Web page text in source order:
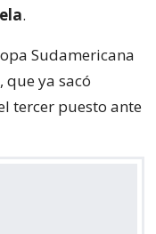
.
Sudamericana
que ya sacó
tercer puesto ante